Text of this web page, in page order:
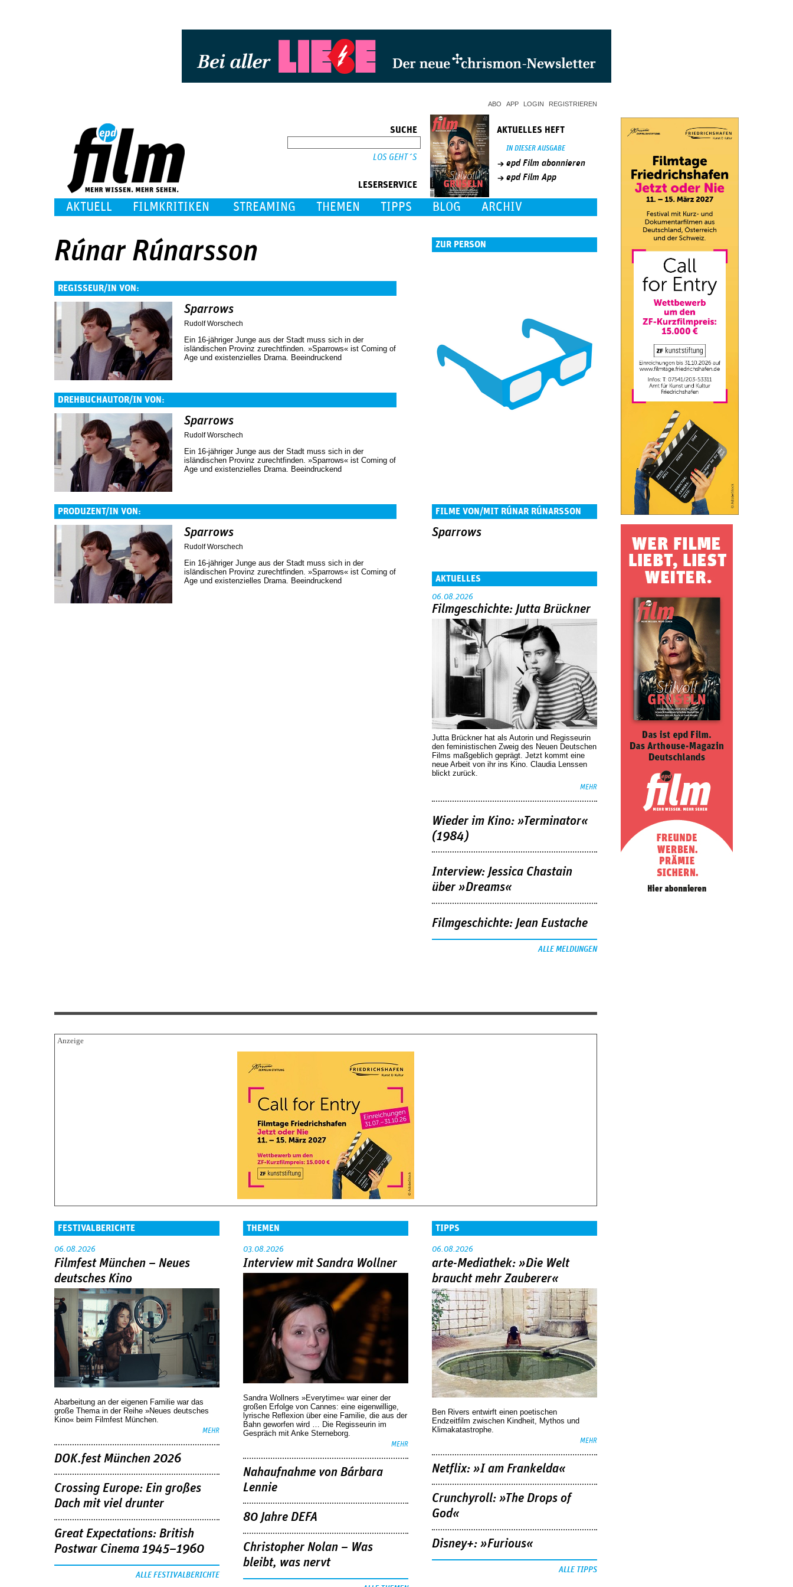
ABO APP LOGIN REGISTRIEREN
SUCHE
LESERSERVICE
AKTUELLES HEFT
IN DIESER AUSGABE
epd Film abonnieren
epd Film App
AKTUELL FILMKRITIKEN STREAMING THEMEN TIPPS BLOG ARCHIV
Rúnar Rún­ars­son
REGISSEUR/IN VON:
Sparrows
Rudolf Worschech
Ein 16-jähriger Junge aus der Stadt muss sich in der
isländischen Provinz zurechtfinden. »Sparrows« ist Coming of
Age und existenzielles Drama. Beeindruckend
DREHBUCHAUTOR/IN VON:
Sparrows
Rudolf Worschech
Ein 16-jähriger Junge aus der Stadt muss sich in der
isländischen Provinz zurechtfinden. »Sparrows« ist Coming of
Age und existenzielles Drama. Beeindruckend
PRODUZENT/IN VON:
Sparrows
Rudolf Worschech
Ein 16-jähriger Junge aus der Stadt muss sich in der
isländischen Provinz zurechtfinden. »Sparrows« ist Coming of
Age und existenzielles Drama. Beeindruckend
ZUR PERSON
FILME VON/MIT RÚNAR RÚN­ARS­SON
Sparrows
AKTUELLES
06.08.2026
Filmgeschichte: Jutta Brückner
Jutta Brückner hat als Autorin und Regisseurin
den feministischen Zweig des Neuen Deutschen
Films maßgeblich geprägt. Jetzt kommt eine
neue Arbeit von ihr ins Kino. Claudia Lenssen
blickt zurück.
MEHR
Wieder im Kino: »Terminator«
(1984)
Interview: Jessica Chastain
über »Dreams«
Filmgeschichte: Jean Eustache
ALLE MELDUNGEN
FESTIVALBERICHTE
06.08.2026
Filmfest München – Neues
deutsches Kino
Abarbeitung an der eigenen Familie war das
große Thema in der Reihe »Neues deutsches
Kino« beim Filmfest München.
MEHR
DOK.fest München 2026
Crossing Europe: Ein großes
Dach mit viel drunter
Great Expectations: British
Postwar Cinema 1945–1960
ALLE FESTIVALBERICHTE
THEMEN
03.08.2026
Interview mit Sandra Wollner
Sandra Wollners »Everytime« war einer der
großen Erfolge von Cannes: eine eigenwillige,
lyrische Reflexion über eine ­Familie, die aus der
Bahn geworfen wird … Die Regisseurin im
Gespräch mit Anke Sterneborg.
MEHR
Nahaufnahme von Bárbara
Lennie
80 Jahre DEFA
Christopher Nolan – Was
bleibt, was nervt
TIPPS
06.08.2026
arte-Mediathek: »Die Welt
braucht mehr Zauberer«
Ben Rivers entwirft einen poetischen
Endzeitfilm zwischen Kindheit, Mythos und
Klimakatastrophe.
MEHR
Netflix: »I am Frankelda«
Crunchyroll: »The Drops of
God«
Disney+: »Furious«
ALLE TIPPS